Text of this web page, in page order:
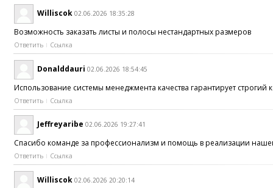
Williscok 02.06.2026 18:35:28
Возможность заказать листы и полосы нестандартных размеров
Ответить Ссылка
Donalddauri 02.06.2026 18:54:45
Использование системы менеджмента качества гарантирует строгий
Ответить Ссылка
Jeffreyaribe 02.06.2026 19:27:41
Спасибо команде за профессионализм и помощь в реализации
Ответить Ссылка
Williscok 02.06.2026 20:20:14